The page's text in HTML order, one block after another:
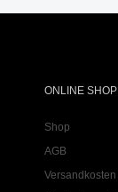
ONLINE SHOP
Shop
AGB
Versandkosten